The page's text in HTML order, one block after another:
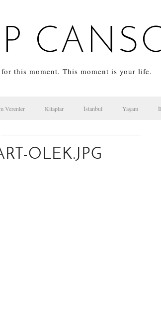
this moment. This moment is your life.
Verenler Kitaplar İstanbul Yaşam
OLEK.JPG